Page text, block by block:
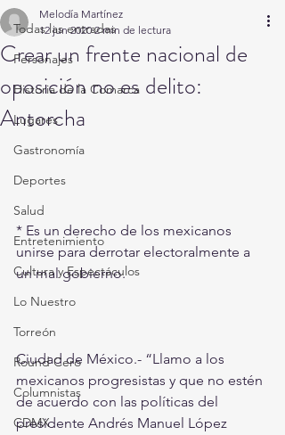
Todas las entradas
Personajes
Historia de la Comarca
Lugares
Gastronomía
Deportes
Salud
Entretenimiento
Cultura y Espectáculos
Lo Nuestro
Torreón
Round Cero
Columnistas
CDMX
Crear un frente nacional de
oposición no es delito:
Antorcha
Melodía Martínez
12 jun 2020 2 min de lectura
* Es un derecho de los mexicanos
unirse para derrotar electoralmente a
un mal gobierno.
Ciudad de México.- “Llamo a los
mexicanos progresistas y que no estén
de acuerdo con las políticas del
presidente Andrés Manuel López